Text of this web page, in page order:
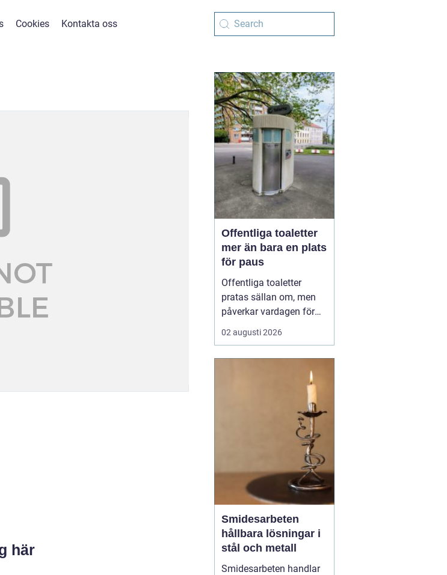
Cookies Kontakta oss
här
Offentliga toaletter
mer än bara en plats
för paus
Offentliga toaletter
pratas sällan om, men
påverkar vardagen för
nästan alla. När en stad,
park eller reseknut
äldre, personer med
funktionsnedsättning
och långväga resenäre...
02 augusti 2026
Smidesarbeten
hållbara lösningar i
stål och metall
Smidesarbeten handlar